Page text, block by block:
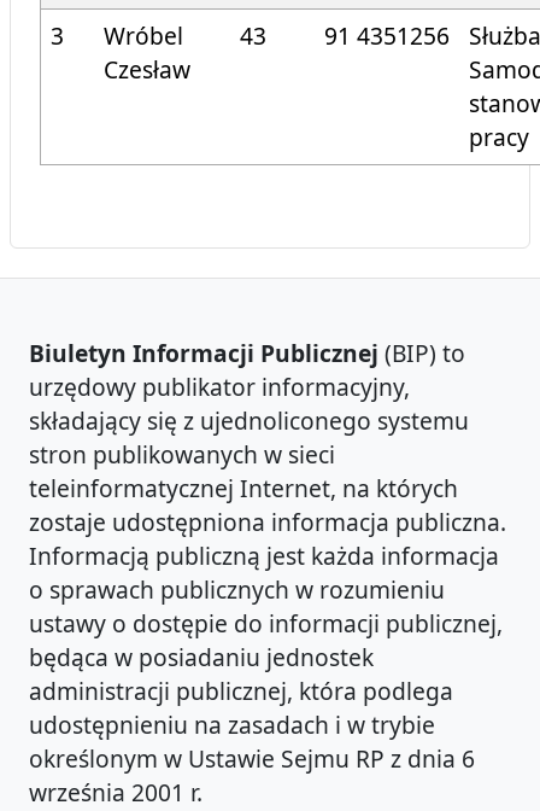
3
Wróbel
Czesław
43 91 4351256
pracy
Biuletyn Informacji Publicznej (BIP) to
urzędowy publikator informacyjny,
składający się z ujednoliconego systemu
stron publikowanych w sieci
teleinformatycznej Internet, na których
zostaje udostępniona informacja publiczna.
Informacją publiczną jest każda informacja
o sprawach publicznych w rozumieniu
ustawy o dostępie do informacji publicznej,
będąca w posiadaniu jednostek
administracji publicznej, która podlega
udostępnieniu na zasadach i w trybie
określonym w Ustawie Sejmu RP z dnia 6
września 2001 r.